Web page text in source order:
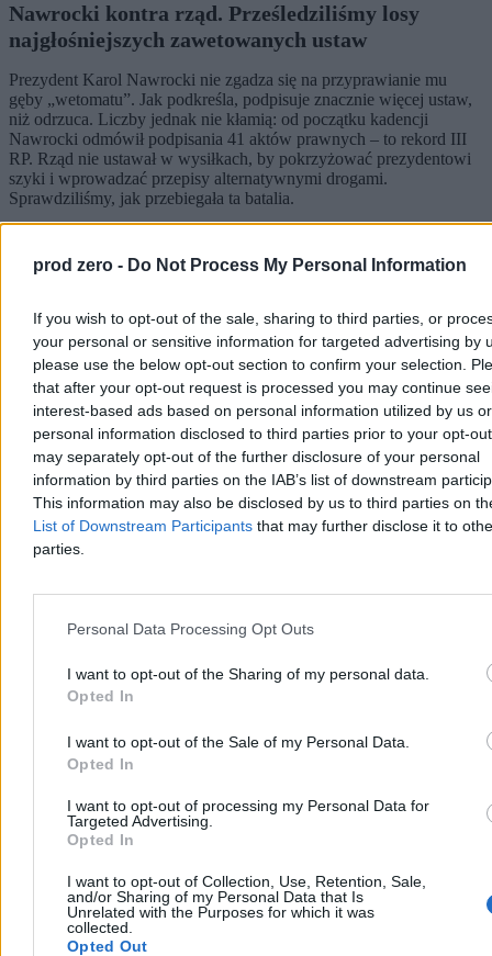
prod zero - Do Not Process My Personal Information
If you wish to opt-out of the sale, sharing to third parties, or
your personal or sensitive information for targeted advertising by
please use the below opt-out section to confirm your selection.
that after your opt-out request is processed you may continue
interest-based ads based on personal information utilized by us or
personal information disclosed to third parties prior to your opt-
may separately opt-out of the further disclosure of your personal
information by third parties on the IAB’s list of downstream
This information may also be disclosed by us to third parties on
List of Downstream Participants that may further disclose it to
parties.
Personal Data Processing Opt Outs
I want to opt-out of the Sharing of my personal data.
Opted In
I want to opt-out of the Sale of my Personal Data.
Opted In
I want to opt-out of processing my Personal Data for
Targeted Advertising.
Opted In
I want to opt-out of Collection, Use, Retention, Sale,
and/or Sharing of my Personal Data that Is
Unrelated with the Purposes for which it was
collected.
Opted Out
Nawrocki kontra rząd. Prześledziliśmy losy
najgłośniejszych zawetowanych ustaw
Prezydent Karol Nawrocki nie zgadza się na przyprawianie mu
gęby „wetomatu”. Jak podkreśla, podpisuje znacznie więcej ustaw,
niż odrzuca. Liczby jednak nie kłamią: od początku kadencji
Nawrocki odmówił podpisania 41 aktów prawnych – to rekord III
RP. Rząd nie ustawał w wysiłkach, by pokrzyżować prezydentowi
szyki i wprowadzać przepisy alternatywnymi drogami.
Sprawdziliśmy, jak przebiegała ta batalia.
9 min
Kraj
Prezydent zmarnował ten rok. A i tak zbudował
sobie silną pozycję
Prezydent Karol Nawrocki nie wybił się w pierwszym roku
pomocą przyszli mu urojeniowcy ze swoimi histerycznymi atakami.
Jan Wróbel
Dzisiaj 06:02